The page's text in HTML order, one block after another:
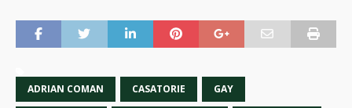
ADRIAN COMAN CASATORIE GAY